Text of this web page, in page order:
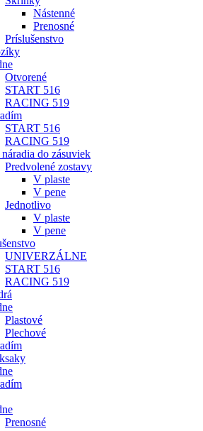
Nástenné
Prenosné
Príslušenstvo
Otvorené
START 516
RACING 519
START 516
RACING 519
náradia do zásuviek
Predvolené zostavy
V plaste
V pene
Jednotlivo
V plaste
V pene
UNIVERZÁLNE
START 516
RACING 519
Plastové
Plechové
Prenosné